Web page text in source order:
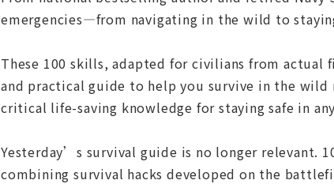
emergencies—from navigating in the wild to
These 100 skills, adapted for civilians from actual
and practical guide to help you survive in the
critical life-saving knowledge for staying safe in
Yesterday’s survival guide is no longer relevant.
combining survival hacks developed on the